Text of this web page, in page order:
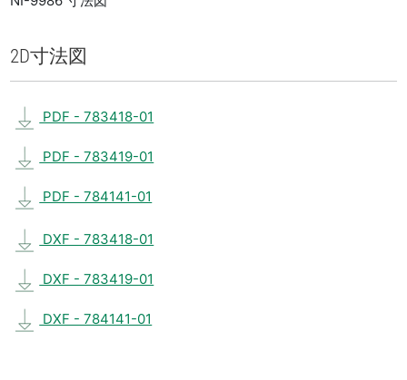
2D寸法図
PDF - 783418-01
PDF - 783419-01
PDF - 784141-01
DXF - 783418-01
DXF - 783419-01
DXF - 784141-01